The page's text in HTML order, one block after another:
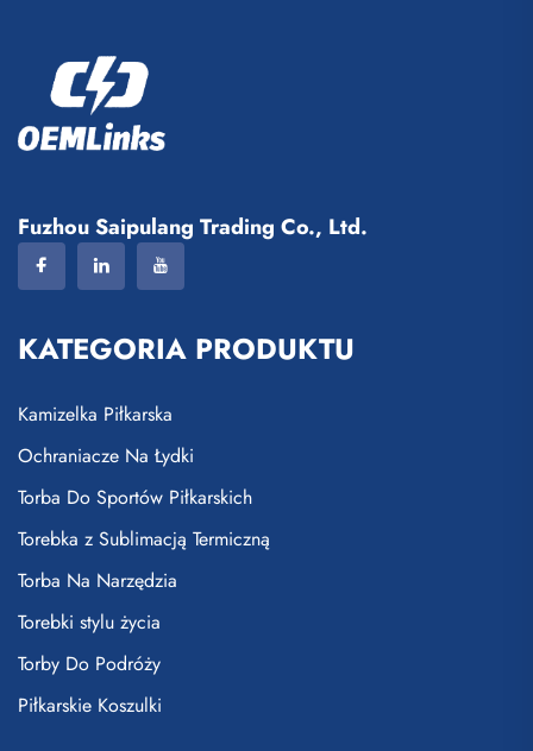
Fuzhou Saipulang Trading Co., Ltd.
KATEGORIA PRODUKTU
Kamizelka Piłkarska
Ochraniacze Na Łydki
Torba Do Sportów Piłkarskich
Torebka z Sublimacją Termiczną
Torba Na Narzędzia
Torebki stylu życia
Torby Do Podróży
Piłkarskie Koszulki